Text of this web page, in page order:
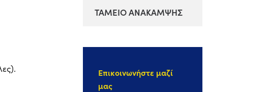
ΤΑΜΕΙΟ ΑΝΑΚΑΜΨΗΣ
Επικοινωνήστε μαζί
μας